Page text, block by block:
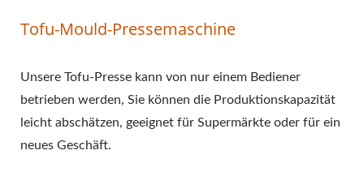
Tofu-Mould-Pressemaschine
Unsere Tofu-Presse kann von nur einem Bediener
betrieben werden, Sie können die Produktionskapazität
leicht abschätzen, geeignet für Supermärkte oder für ein
neues Geschäft.